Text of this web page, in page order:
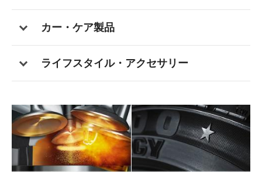
カー・ケア製品
ライフスタイル・アクセサリー